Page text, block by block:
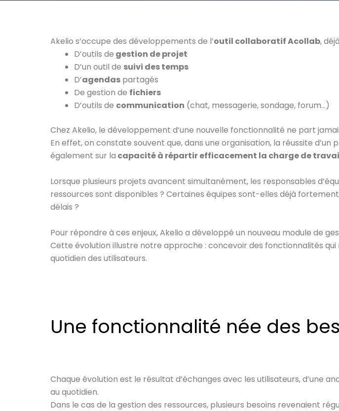
Akelio s’occupe des développements de l’outil collaboratif Acollab,
D’outils de gestion de projet
D’un outil de suivi des temps
D’agendas partagés
De gestion de fichiers
D’outils de communication (chat, messagerie, sondage, forum…)
Chez Akelio, le développement d’une nouvelle fonctionnalité ne part
En effet, on constate souvent que, dans une organisation, la réussite
également sur la capacité à répartir efficacement la charge de
Lorsque plusieurs projets avancent simultanément, les responsables
ressources sont disponibles ? Certaines équipes sont-elles déjà
délais ?
Pour répondre à ces enjeux, Akelio a développé un nouveau module de
Cette évolution illustre notre approche : concevoir des fonctionnalités
quotidien des utilisateurs.
Une fonctionnalité née des
Chaque évolution est le résultat d’échanges avec les utilisateurs, d’une
au quotidien.
Dans le cas de la gestion des ressources, plusieurs besoins revenaient